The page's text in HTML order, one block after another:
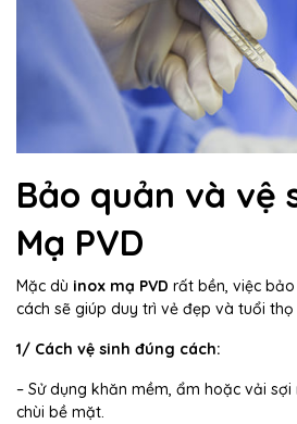
Bảo quản và vệ
Mạ PVD
Mặc dù inox mạ PVD rất bền, việc
cách sẽ giúp duy trì vẻ đẹp và tuổi
1/ Cách vệ sinh đúng cách:
– Sử dụng khăn mềm, ẩm hoặc vải
chùi bề mặt.